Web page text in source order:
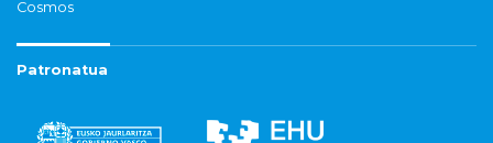
Cosmos
Patronatua